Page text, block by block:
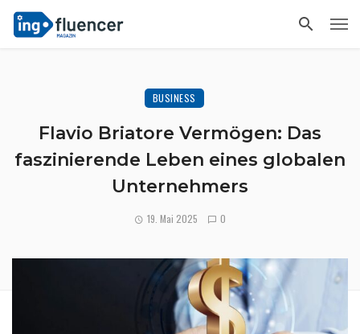
BUSINESS
Flavio Briatore Vermögen: Das
faszinierende Leben eines globalen
Unternehmers
19. Mai 2025 0